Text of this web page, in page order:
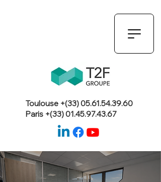
Toulouse +(33)05.61.54.39.60
Paris +(33)01.45.97.43.67